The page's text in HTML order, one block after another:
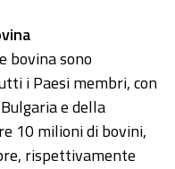
bovina sono
i Paesi membri, con
e della
10 milioni di bovini,
rispettivamente